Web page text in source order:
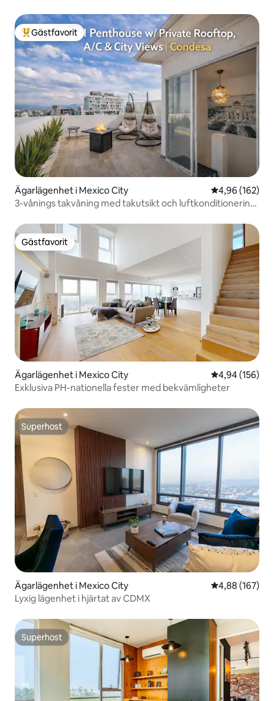
Populär gästfavorit
Gästfavorit
Ägarlägenhet i Mexico City 4,96 av 5 i
4,96 (162)
3-vånings takvåning med takutsikt och luftkonditionering
Gästfavorit
Gästfavorit
Ägarlägenhet i Mexico City 4,94 av 5 i
4,94 (156)
Exklusiva PH-nationella fester med bekvämligheter
Superhost
Superhost
Ägarlägenhet i Mexico City 4,88 av 5 i
4,88 (167)
Lyxig lägenhet i hjärtat av CDMX
Superhost
Superhost